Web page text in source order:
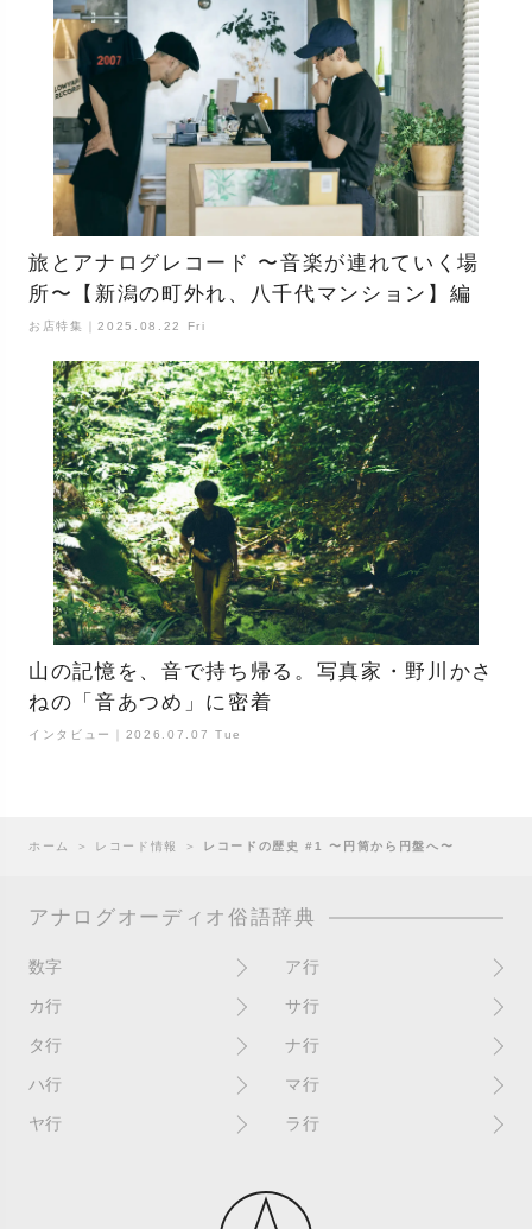
旅とアナログレコード 〜音楽が連れていく場
所〜【新潟の町外れ、八千代マンション】編
お店特集｜2025.08.22 Fri
山の記憶を、音で持ち帰る。写真家・野川かさ
ねの「音あつめ」に密着
インタビュー｜2026.07.07 Tue
ホーム ＞ レコード情報 ＞ レコードの歴史 #1 〜円筒から円盤へ〜
アナログオーディオ俗語辞典
数字
10インチ
4チャンネル
ア行
RPM(33,45)
赤盤
アセテート盤
EPアダプター
インシュレーター
カ行
書き込み
歌詞記載ジャケット
ガチャ盤
サ行
サイン
CDJ
シールド盤
シュリンク残存
白盤
タ行
ターンテーブル
ダイナフレックス
ナ行
2枚使い
ン）
ハ行
ハウリング
マ行
マスターテンポ
マトリックス番号
未開封
ヤ行 ラ行
リイシュー / 再発